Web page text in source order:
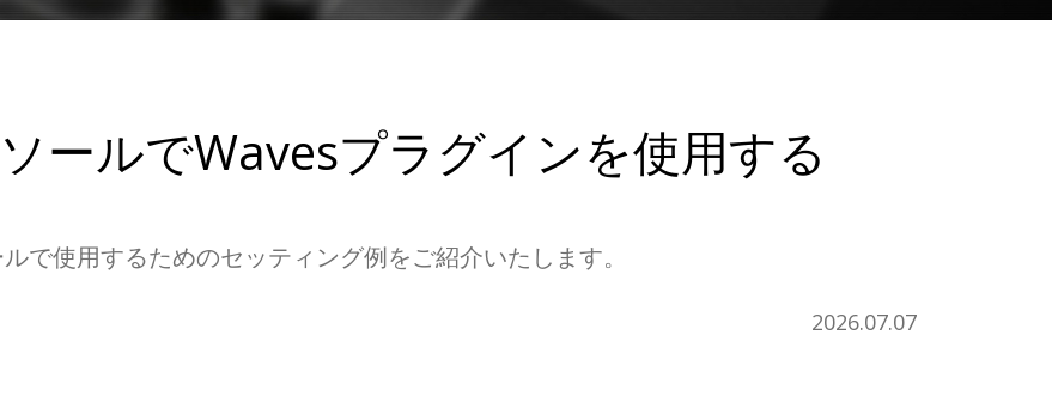
ールでWavesプラグインを使用する
で使用するためのセッティング例をご紹介いたします。
2026.07.07